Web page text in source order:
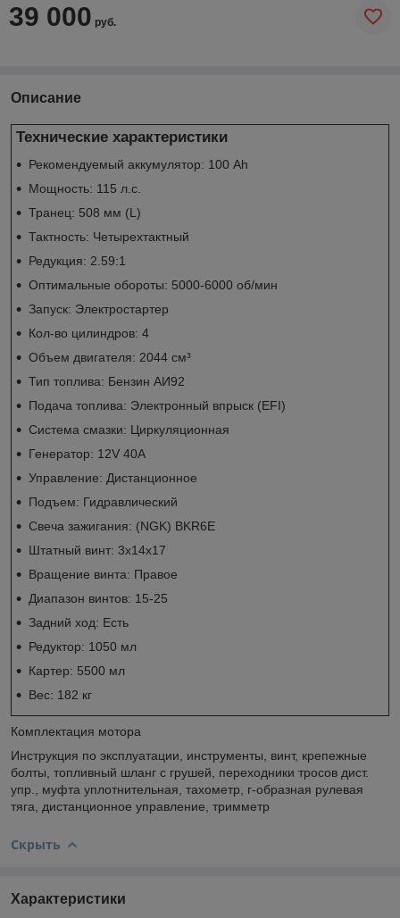
39 000 руб.
Описание
Технические характеристики
Рекомендуемый аккумулятор: 100 Ah
Мощность: 115 л.с.
Транец: 508 мм (L)
Тактность: Четырехтактный
Редукция: 2.59:1
Оптимальные обороты: 5000-6000 об/мин
Запуск: Электростартер
Кол-во цилиндров: 4
Объем двигателя: 2044 см³
Тип топлива: Бензин АИ92
Подача топлива: Электронный впрыск (EFI)
Система смазки: Циркуляционная
Генератор: 12V 40A
Управление: Дистанционное
Подъем: Гидравлический
Свеча зажигания: (NGK) BKR6E
Штатный винт: 3х14х17
Вращение винта: Правое
Диапазон винтов: 15-25
Задний ход: Есть
Редуктор: 1050 мл
Картер: 5500 мл
Вес: 182 кг
Комплектация мотора
Инструкция по эксплуатации, инструменты, винт, крепежные
болты, топливный шланг с грушей, переходники тросов дист.
упр., муфта уплотнительная, тахометр, г-образная рулевая
тяга, дистанционное управление, тримметр
Скрыть
Характеристики